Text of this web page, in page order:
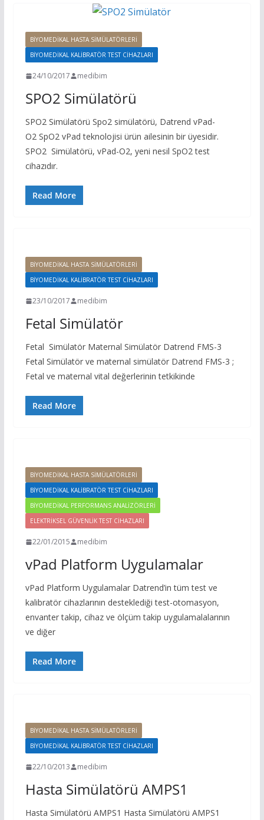
BIYOMEDIKAL HASTA SIMÜLATÖRLERI
BIYOMEDIKAL KALIBRATÖR TEST CIHAZLARI
24/10/2017 medibim
SPO2 Simülatörü
SPO2 Simülatörü Spo2 simülatörü, Datrend vPad-
O2 SpO2 vPad teknolojisi ürün ailesinin bir üyesidir.
SPO2 Simülatörü, vPad-O2, yeni nesil SpO2 test
cihazıdır.
Read More
BIYOMEDIKAL HASTA SIMÜLATÖRLERI
BIYOMEDIKAL KALIBRATÖR TEST CIHAZLARI
23/10/2017 medibim
Fetal Simülatör
Fetal Simülatör Maternal Simülatör Datrend FMS-3
Fetal Simülatör ve maternal simülatör Datrend FMS-3 ;
Fetal ve maternal vital değerlerinin tetkikinde
Read More
BIYOMEDIKAL HASTA SIMÜLATÖRLERI
BIYOMEDIKAL KALIBRATÖR TEST CIHAZLARI
BIYOMEDIKAL PERFORMANS ANALIZÖRLERI
ELEKTRIKSEL GÜVENLIK TEST CIHAZLARI
22/01/2015 medibim
vPad Platform Uygulamalar
vPad Platform Uygulamalar Datrend’in tüm test ve
kalibratör cihazlarının desteklediği test-otomasyon,
envanter takip, cihaz ve ölçüm takip uygulamalalarının
ve diğer
Read More
BIYOMEDIKAL HASTA SIMÜLATÖRLERI
BIYOMEDIKAL KALIBRATÖR TEST CIHAZLARI
22/10/2013 medibim
Hasta Simülatörü AMPS1
Hasta Simülatörü AMPS1 Hasta Simülatörü AMPS1